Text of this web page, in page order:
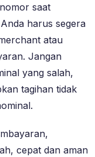
saat
harus segera
atau
Jangan
yang salah,
tagihan tidak
cepat dan aman